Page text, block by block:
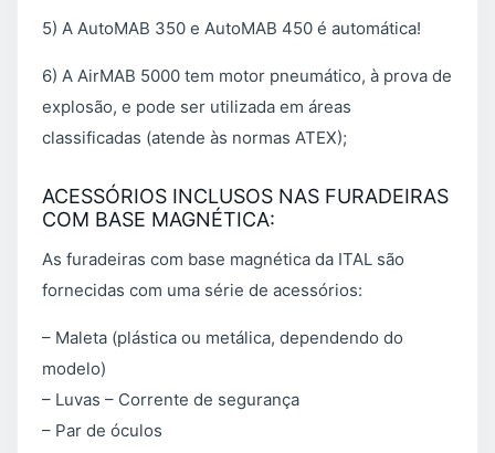
5) A AutoMAB 350 e AutoMAB 450 é automática!
6) A AirMAB 5000 tem motor pneumático, à prova de
explosão, e pode ser utilizada em áreas
classificadas (atende às normas ATEX);
ACESSÓRIOS INCLUSOS NAS FURADEIRAS
COM BASE MAGNÉTICA:
As furadeiras com base magnética da ITAL são
fornecidas com uma série de acessórios:
– Maleta (plástica ou metálica, dependendo do
modelo)
– Luvas – Corrente de segurança
– Par de óculos